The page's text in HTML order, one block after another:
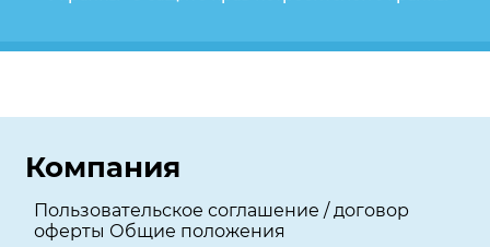
Компания
Пользовательское соглашение / договор
оферты Общие положения